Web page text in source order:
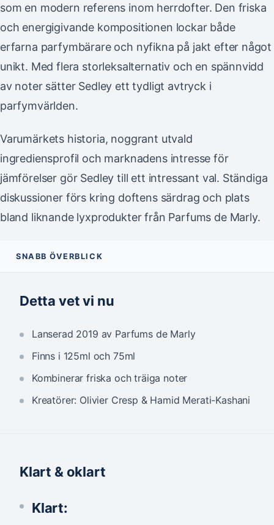
som en modern referens inom herrdofter. Den friska
och energigivande kompositionen lockar både
erfarna parfymbärare och nyfikna på jakt efter något
unikt. Med flera storleksalternativ och en spännvidd
av noter sätter Sedley ett tydligt avtryck i
parfymvärlden.
Varumärkets historia, noggrant utvald
ingrediensprofil och marknadens intresse för
jämförelser gör Sedley till ett intressant val. Ständiga
diskussioner förs kring doftens särdrag och plats
bland liknande lyxprodukter från Parfums de Marly.
SNABB ÖVERBLICK
Detta vet vi nu
Lanserad 2019 av Parfums de Marly
Finns i 125ml och 75ml
Kombinerar friska och träiga noter
Kreatörer: Olivier Cresp & Hamid Merati-Kashani
Klart & oklart
Klart: